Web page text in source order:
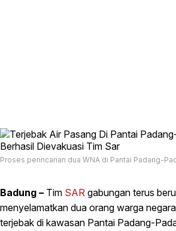
Proses penncarian dua WNA di Pantai Padang-
Badung – Tim SAR gabungan terus
menyelamatkan dua orang warga
terjebak di kawasan Pantai Padang-